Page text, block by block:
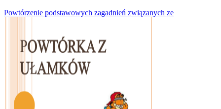
Powtórzenie podstawowych zagadnień związanych ze